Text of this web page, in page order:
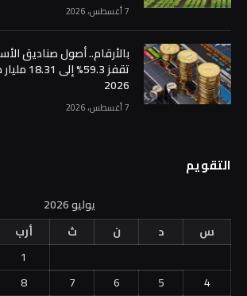
7 أغسطس، 2026
بالأرقام.. أصول صناديق
تقفز
2026
7 أغسطس، 2026
التقويم
يوليو 2026
س
د ن ث أرب
1
4
5
6
7
8